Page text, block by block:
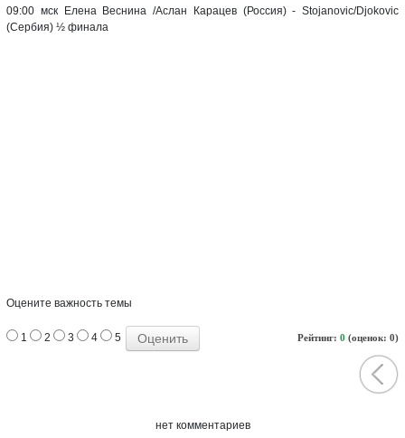
09:00 мск Елена Веснина /Аслан Карацев (Россия) - Stojanovic/Djokovic
(Сербия) ½ финала
Оцените важность темы
Рейтинг: 0 (оценок: 0)
1 2 3 4 5
нет комментариев